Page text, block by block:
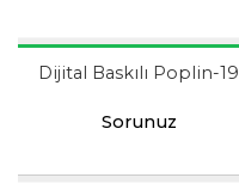
Dijital Baskılı Poplin-19
Sorunuz